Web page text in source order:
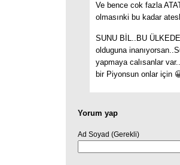
Ve bence cok fazla
olmasınki bu kadar
SUNU BİL..BU
olduguna
yapmaya calısanlar
bir Piyonsun onlar için
Yorum yap
Ad Soyad (Gerekli)